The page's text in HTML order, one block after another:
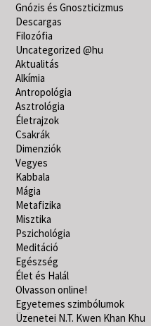
Gnózis és Gnoszticizmus
Descargas
Filozófia
Uncategorized @hu
Aktualitás
Alkímia
Antropológia
Asztrológia
Életrajzok
Csakrák
Dimenziók
Vegyes
Kabbala
Mágia
Metafizika
Misztika
Pszichológia
Meditáció
Egészség
Élet és Halál
Olvasson online!
Egyetemes szimbólumok
Üzenetei N.T. Kwen Khan Khu